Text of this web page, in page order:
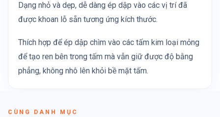
Dạng nhỏ và dẹp, dễ dàng ép dập vào các vị trí đã
được khoan lỗ sẵn tương ứng kích thước.
Thích hợp để ép dập chìm vào các tấm kim loại mỏng
để tạo ren bên trong tấm mà vẫn giữ được độ bằng
phẳng, không nhô lên khỏi bề mặt tấm.
CÙNG DANH MỤC